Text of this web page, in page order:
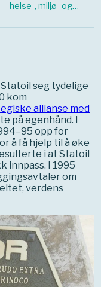
helse-, miljø- og
seg tydelige
kom
allianse med
på egenhånd. I
opp for
å få hjelp til å øke
i at Statoil
innpass. I 1995
om
verdens